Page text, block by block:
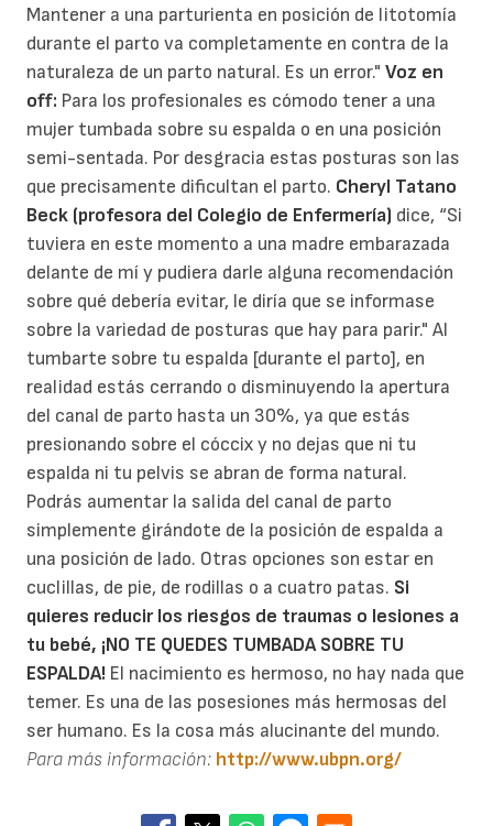
Mantener a una parturienta en posición de litotomía
durante el parto va completamente en contra de la
naturaleza de un parto natural. Es un error." Voz en
off: Para los profesionales es cómodo tener a una
mujer tumbada sobre su espalda o en una posición
semi-sentada. Por desgracia estas posturas son las
que precisamente dificultan el parto. Cheryl Tatano
Beck (profesora del Colegio de Enfermería) dice, “Si
tuviera en este momento a una madre embarazada
delante de mí y pudiera darle alguna recomendación
sobre qué debería evitar, le diría que se informase
sobre la variedad de posturas que hay para parir." Al
tumbarte sobre tu espalda [durante el parto], en
realidad estás cerrando o disminuyendo la apertura
del canal de parto hasta un 30%, ya que estás
presionando sobre el cóccix y no dejas que ni tu
espalda ni tu pelvis se abran de forma natural.
Podrás aumentar la salida del canal de parto
simplemente girándote de la posición de espalda a
una posición de lado. Otras opciones son estar en
cuclillas, de pie, de rodillas o a cuatro patas. Si
quieres reducir los riesgos de traumas o lesiones a
tu bebé, ¡NO TE QUEDES TUMBADA SOBRE TU
ESPALDA! El nacimiento es hermoso, no hay nada que
temer. Es una de las posesiones más hermosas del
ser humano. Es la cosa más alucinante del mundo.
Para más información: http://www.ubpn.org/